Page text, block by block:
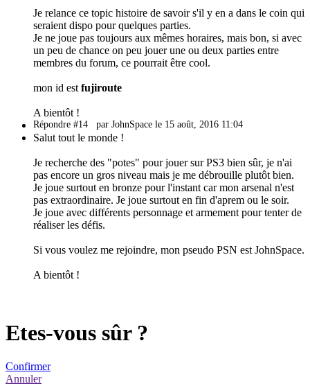
Je relance ce topic histoire de savoir s'il y en a dans le coin qui
seraient dispo pour quelques parties.
Je ne joue pas toujours aux mêmes horaires, mais bon, si avec
un peu de chance on peu jouer une ou deux parties entre
membres du forum, ce pourrait être cool.
mon id est fujiroute
A bientôt !
Répondre #14 par JohnSpace le 15 août, 2016 11:04
Salut tout le monde !
Je recherche des "potes" pour jouer sur PS3 bien sûr, je n'ai
pas encore un gros niveau mais je me débrouille plutôt bien.
Je joue surtout en bronze pour l'instant car mon arsenal n'est
pas extraordinaire. Je joue surtout en fin d'aprem ou le soir.
Je joue avec différents personnage et armement pour tenter de
réaliser les défis.
Si vous voulez me rejoindre, mon pseudo PSN est JohnSpace.
A bientôt !
Etes-vous sûr ?
Confirmer
Annuler